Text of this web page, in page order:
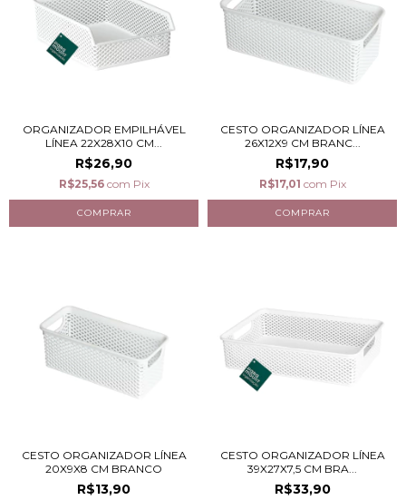
ORGANIZADOR EMPILHÁVEL
LÍNEA 22X28X10 CM...
R$26,90
R$25,56 com Pix
CESTO ORGANIZADOR LÍNEA
26X12X9 CM BRANC...
R$17,90
R$17,01 com Pix
CESTO ORGANIZADOR LÍNEA
20X9X8 CM BRANCO
R$13,90
CESTO ORGANIZADOR LÍNEA
39X27X7,5 CM BRA...
R$33,90